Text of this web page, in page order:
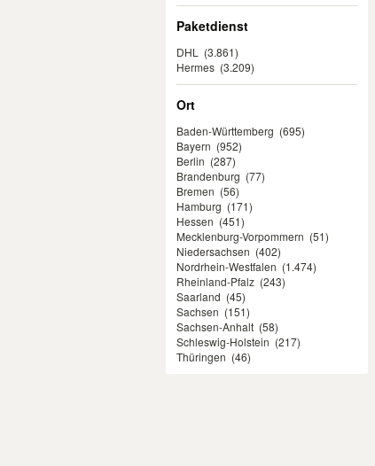
Paketdienst
DHL
(3.861)
Hermes (3.209)
Ort
Baden-Württemberg (695)
Bayern (952)
Berlin (287)
Brandenburg (77)
Bremen (56)
Hamburg (171)
Hessen (451)
Mecklenburg-Vorpommern (51)
Niedersachsen (402)
Nordrhein-Westfalen (1.474)
Rheinland-Pfalz (243)
Saarland (45)
Sachsen (151)
Sachsen-Anhalt (58)
Schleswig-Holstein (217)
Thüringen (46)